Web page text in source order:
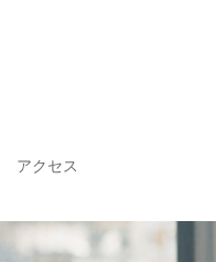
アクセス